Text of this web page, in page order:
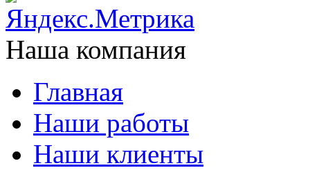
Наша компания
Главная
Наши работы
Наши клиенты